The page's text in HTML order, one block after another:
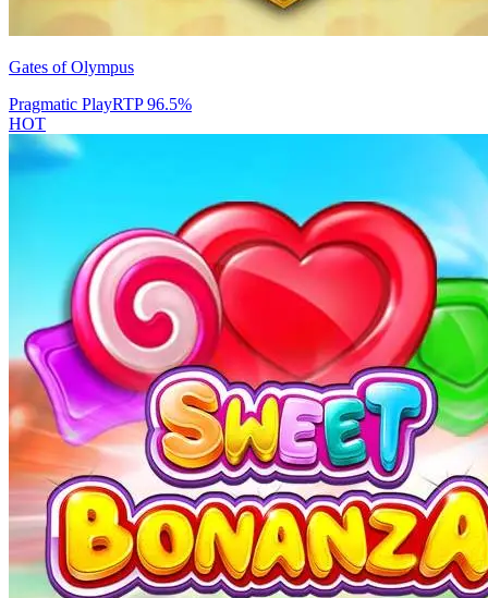
Gates of Olympus
Pragmatic PlayRTP96.5%
HOT